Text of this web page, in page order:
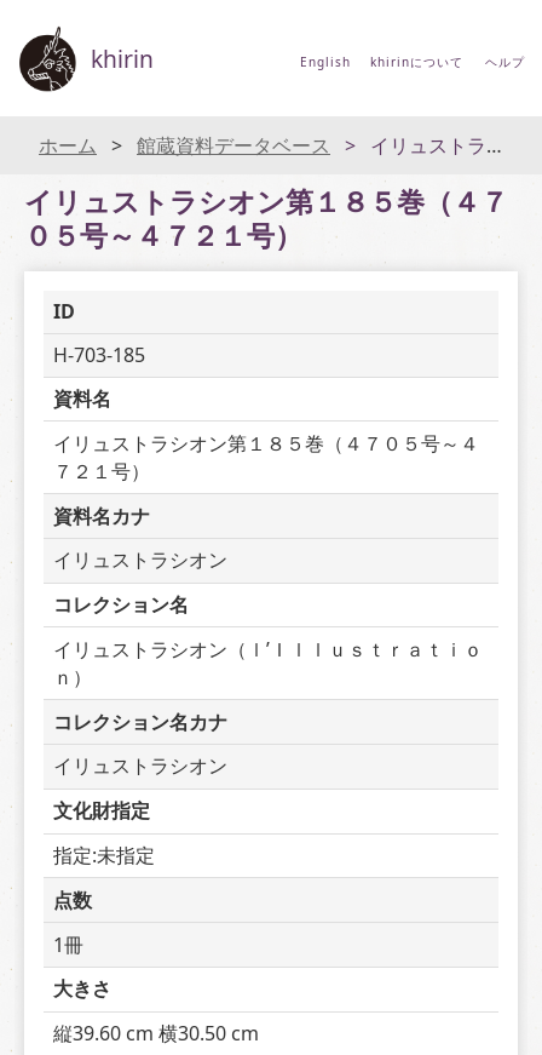
khirin English khirinについて ヘルプ
ホーム 館蔵資料データベース イリュストラシオン第１８５巻（４７０５号～４７２１号）
イリュストラシオン第１８５巻（４７
０５号～４７２１号）
ID
H-703-185
資料名
イリュストラシオン第１８５巻（４７０５号～４
７２１号）
資料名カナ
イリュストラシオン
コレクション名
イリュストラシオン（ｌ’Ｉｌｌｕｓｔｒａｔｉｏ
ｎ）
コレクション名カナ
イリュストラシオン
文化財指定
指定:未指定
点数
1冊
大きさ
縦39.60 cm 横30.50 cm